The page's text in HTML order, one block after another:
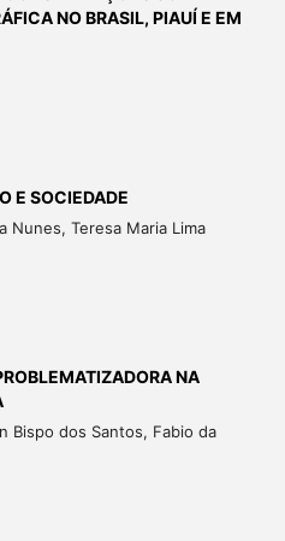
NO BRASIL, PIAUÍ E EM
E SOCIEDADE
Nunes, Teresa Maria Lima
NA
Bispo dos Santos, Fabio da